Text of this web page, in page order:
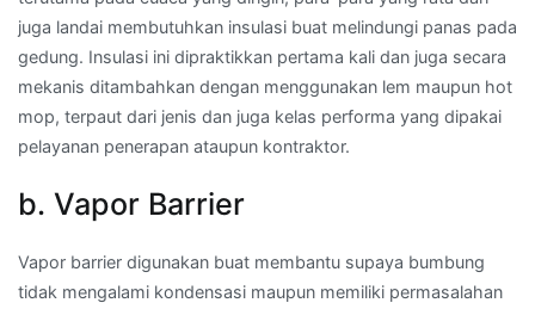
juga landai membutuhkan insulasi buat melindungi panas pada
gedung. Insulasi ini dipraktikkan pertama kali dan juga secara
mekanis ditambahkan dengan menggunakan lem maupun hot
mop, terpaut dari jenis dan juga kelas performa yang dipakai
pelayanan penerapan ataupun kontraktor.
b. Vapor Barrier
Vapor barrier digunakan buat membantu supaya bumbung
tidak mengalami kondensasi maupun memiliki permasalahan